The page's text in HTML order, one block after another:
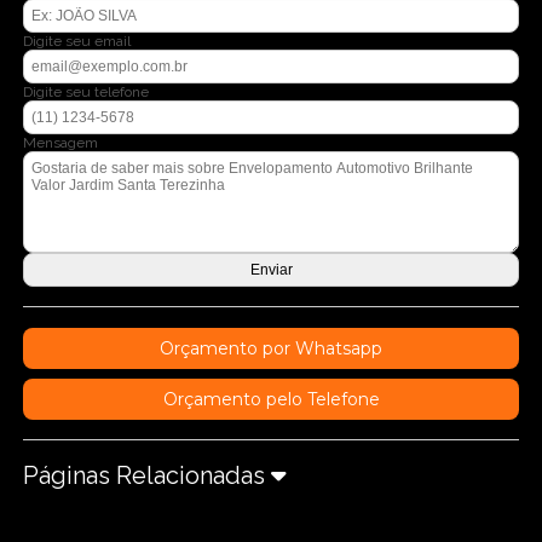
Digite seu email
Digite seu telefone
Mensagem
Orçamento por Whatsapp
Orçamento pelo Telefone
Páginas Relacionadas